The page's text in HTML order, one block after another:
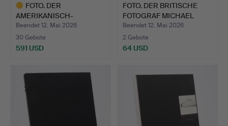
FOTO. DER
AMERIKANISCH-
FRANZÖSISCHE
FOTOGR…
Beendet 12. Mai 2026
30 Gebote
591 USD
Objekt
FOTO. DER BRITISCHE
FOTOGRAF MICHAEL
KENNA…
Beendet 12. Mai 2026
2 Gebote
64 USD